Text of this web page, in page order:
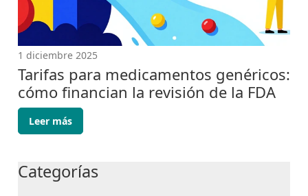
1 diciembre 2025
Tarifas para medicamentos genéricos:
cómo financian la revisión de la FDA
Leer más
Categorías